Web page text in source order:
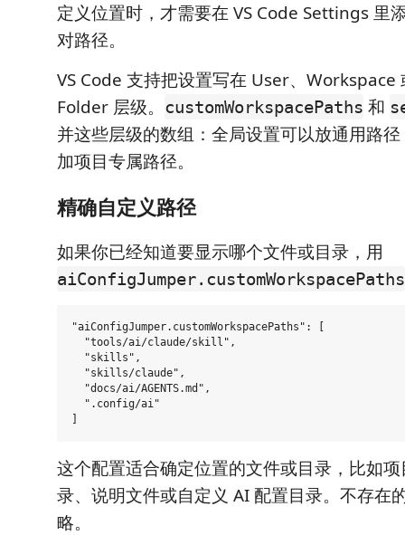
定义位置时，才需要在 VS Code Settings 里
对路径。
VS Code 支持把设置写在 User、Workspace
Folder 层级。
customWorkspacePaths 和
并这些层级的数组：全局设置可以放通用路
加项目专属路径。
精确自定义路径
如果你已经知道要显示哪个文件或目录，用
aiConfigJumper.customWorkspacePaths
"aiConfigJumper.customWorkspacePaths": [
  "tools/ai/claude/skill",
  "skills",
  "skills/claude",
  "docs/ai/AGENTS.md",
  ".config/ai"
这个配置适合确定位置的文件或目录，比如
录、说明文件或自定义 AI 配置目录。不存在
略。